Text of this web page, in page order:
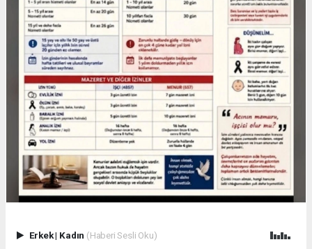
Erkek| Kadın (Haberi Sesli Oku)